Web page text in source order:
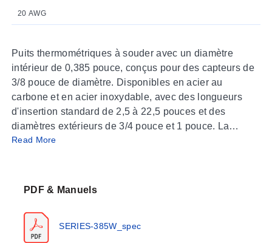
20 AWG
Puits thermométriques à souder avec un diamètre
intérieur de 0,385 pouce, conçus pour des capteurs de
3/8 pouce de diamètre. Disponibles en acier au
carbone et en acier inoxydable, avec des longueurs
d'insertion standard de 2,5 à 22,5 pouces et des
diamètres extérieurs de 3/4 pouce et 1 pouce. La
conception à tige droite comprend un diamètre de tige
industrielles.
Read More
PDF & Manuels
SERIES-385W_spec